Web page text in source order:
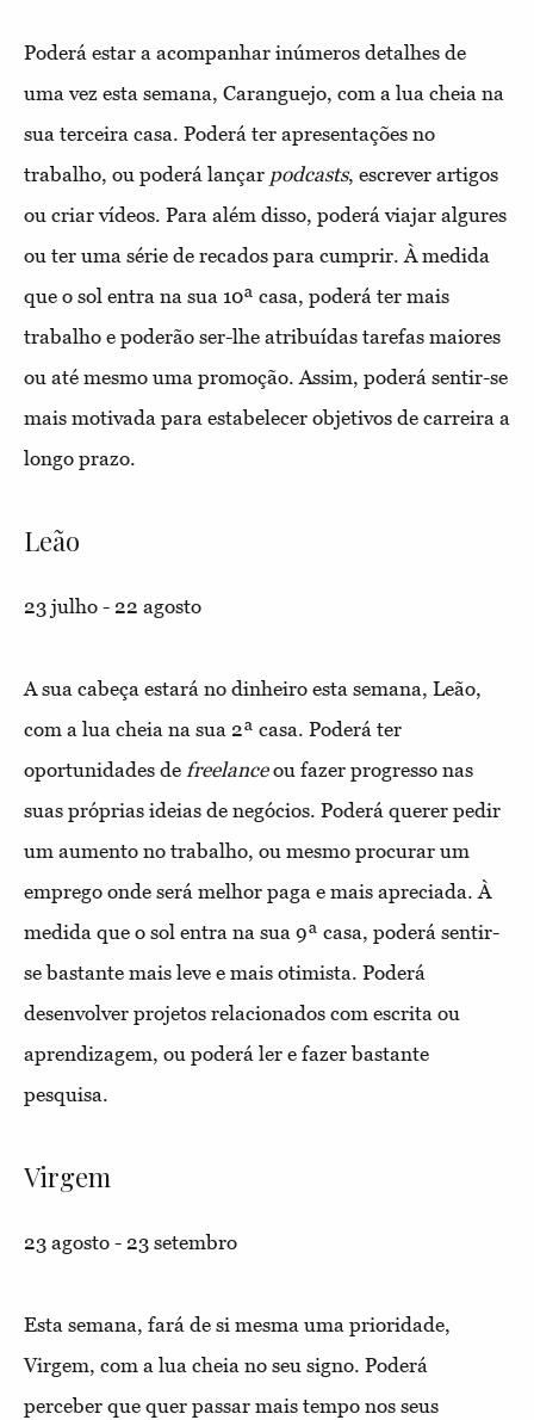
Poderá estar a acompanhar inúmeros detalhes de
uma vez esta semana, Caranguejo, com a lua cheia na
sua terceira casa. Poderá ter apresentações no
trabalho, ou poderá lançar podcasts, escrever artigos
ou criar vídeos. Para além disso, poderá viajar algures
ou ter uma série de recados para cumprir. À medida
que o sol entra na sua 10ª casa, poderá ter mais
trabalho e poderão ser-lhe atribuídas tarefas maiores
ou até mesmo uma promoção. Assim, poderá sentir-se
mais motivada para estabelecer objetivos de carreira a
longo prazo.
Leão
23 julho - 22 agosto
A sua cabeça estará no dinheiro esta semana, Leão,
com a lua cheia na sua 2ª casa. Poderá ter
oportunidades de freelanceou fazer progresso nas
suas próprias ideias de negócios. Poderá querer pedir
um aumento no trabalho, ou mesmo procurar um
emprego onde será melhor paga e mais apreciada. À
medida que o sol entra na sua 9ª casa, poderá sentir-
se bastante mais leve e mais otimista. Poderá
desenvolver projetos relacionados com escrita ou
aprendizagem, ou poderá ler e fazer bastante
pesquisa.
Virgem
23 agosto - 23 setembro
Esta semana, fará de si mesma uma prioridade,
Virgem, com a lua cheia no seu signo. Poderá
perceber que quer passar mais tempo nos seus